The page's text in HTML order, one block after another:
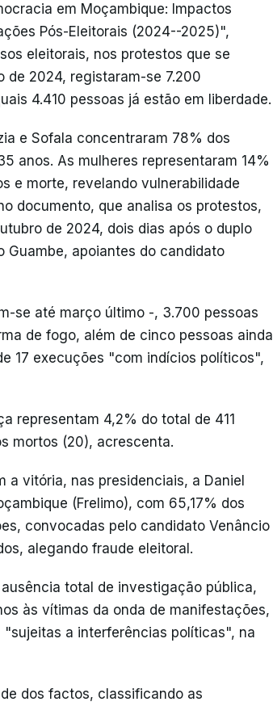
em Moçambique: Impactos
Pós-Eleitorais (2024--2025)",
eleitorais, nos protestos que se
de 2024, registaram-se 7.200
4.410 pessoas já estão em liberdade.
e Sofala concentraram 78% dos
anos. As mulheres representaram 14%
e morte, revelando vulnerabilidade
documento, que analisa os protestos,
de 2024, dois dias após o duplo
Guambe, apoiantes do candidato
se até março último -, 3.700 pessoas
de fogo, além de cinco pessoas ainda
17 execuções "com indícios políticos",
representam 4,2% do total de 411
mortos (20), acrescenta.
vitória, nas presidenciais, a Daniel
(Frelimo), com 65,17% dos
convocadas pelo candidato Venâncio
alegando fraude eleitoral.
total de investigação pública,
às vítimas da onda de manifestações,
a interferências políticas", na
dos factos, classificando as